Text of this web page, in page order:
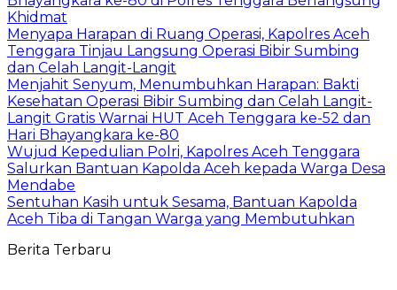
Khidmat
Menyapa Harapan di Ruang Operasi, Kapolres Aceh
Tenggara Tinjau Langsung Operasi Bibir Sumbing
dan Celah Langit-Langit
Menjahit Senyum, Menumbuhkan Harapan: Bakti
Kesehatan Operasi Bibir Sumbing dan Celah Langit-
Langit Gratis Warnai HUT Aceh Tenggara ke-52 dan
Hari Bhayangkara ke-80
Wujud Kepedulian Polri, Kapolres Aceh Tenggara
Salurkan Bantuan Kapolda Aceh kepada Warga Desa
Mendabe
Sentuhan Kasih untuk Sesama, Bantuan Kapolda
Aceh Tiba di Tangan Warga yang Membutuhkan
Berita Terbaru